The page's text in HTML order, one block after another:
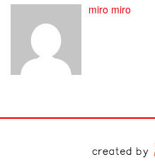
miro miro